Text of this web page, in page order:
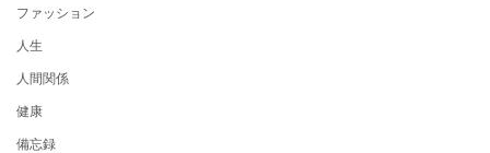
ファッション
人生
人間関係
健康
備忘録